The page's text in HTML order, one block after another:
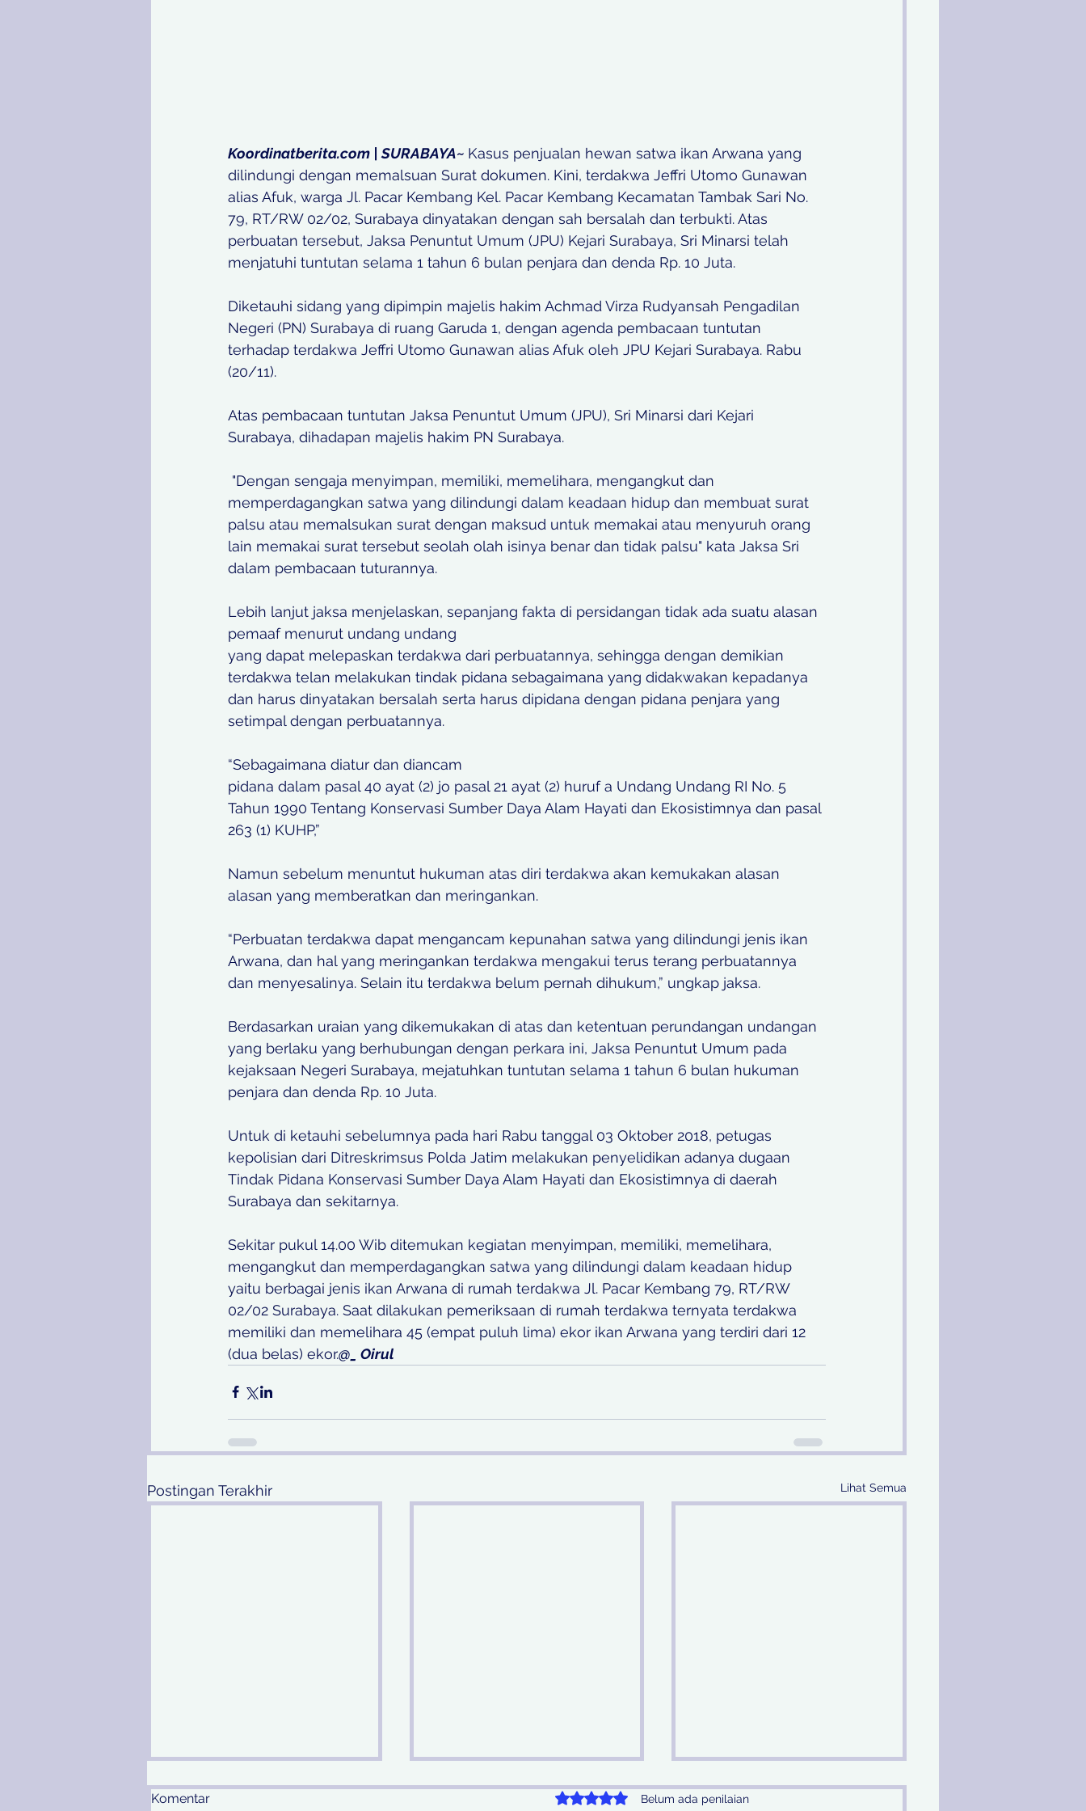
Koordinatberita.com | SURABAYA~ Kasus penjualan hewan satwa ikan Arwana yang
dilindungi dengan memalsuan Surat dokumen. Kini, terdakwa Jeffri Utomo Gunawan
alias Afuk, warga Jl. Pacar Kembang Kel. Pacar Kembang Kecamatan Tambak Sari No.
79, RT/RW 02/02, Surabaya dinyatakan dengan sah bersalah dan terbukti. Atas
perbuatan tersebut, Jaksa Penuntut Umum (JPU) Kejari Surabaya, Sri Minarsi telah
menjatuhi tuntutan selama 1 tahun 6 bulan penjara dan denda Rp. 10 Juta.
Diketauhi sidang yang dipimpin majelis hakim Achmad Virza Rudyansah Pengadilan
Negeri (PN) Surabaya di ruang Garuda 1, dengan agenda pembacaan tuntutan
terhadap terdakwa Jeffri Utomo Gunawan alias Afuk oleh JPU Kejari Surabaya. Rabu
(20/11).
Atas pembacaan tuntutan Jaksa Penuntut Umum (JPU), Sri Minarsi dari Kejari
Surabaya, dihadapan majelis hakim PN Surabaya.
"Dengan sengaja menyimpan, memiliki, memelihara, mengangkut dan
memperdagangkan satwa yang dilindungi dalam keadaan hidup dan membuat surat
palsu atau memalsukan surat dengan maksud untuk memakai atau menyuruh orang
lain memakai surat tersebut seolah olah isinya benar dan tidak palsu" kata Jaksa Sri
dalam pembacaan tuturannya.
Lebih lanjut jaksa menjelaskan, sepanjang fakta di persidangan tidak ada suatu alasan
pemaaf menurut undang undang
yang dapat melepaskan terdakwa dari perbuatannya, sehingga dengan demikian
terdakwa telan melakukan tindak pidana sebagaimana yang didakwakan kepadanya
dan harus dinyatakan bersalah serta harus dipidana dengan pidana penjara yang
setimpal dengan perbuatannya.
“Sebagaimana diatur dan diancam
pidana dalam pasal 40 ayat (2) jo pasal 21 ayat (2) huruf a Undang Undang RI No. 5
Tahun 1990 Tentang Konservasi Sumber Daya Alam Hayati dan Ekosistimnya dan pasal
263 (1) KUHP,”
Namun sebelum menuntut hukuman atas diri terdakwa akan kemukakan alasan
alasan yang memberatkan dan meringankan.
“Perbuatan terdakwa dapat mengancam kepunahan satwa yang dilindungi jenis ikan
Arwana, dan hal yang meringankan terdakwa mengakui terus terang perbuatannya
dan menyesalinya. Selain itu terdakwa belum pernah dihukum,” ungkap jaksa.
Berdasarkan uraian yang dikemukakan di atas dan ketentuan perundangan undangan
yang berlaku yang berhubungan dengan perkara ini, Jaksa Penuntut Umum pada
kejaksaan Negeri Surabaya, mejatuhkan tuntutan selama 1 tahun 6 bulan hukuman
penjara dan denda Rp. 10 Juta.
Untuk di ketauhi sebelumnya pada hari Rabu tanggal 03 Oktober 2018, petugas
kepolisian dari Ditreskrimsus Polda Jatim melakukan penyelidikan adanya dugaan
Tindak Pidana Konservasi Sumber Daya Alam Hayati dan Ekosistimnya di daerah
Surabaya dan sekitarnya.
Sekitar pukul 14.00 Wib ditemukan kegiatan menyimpan, memiliki, memelihara,
mengangkut dan memperdagangkan satwa yang dilindungi dalam keadaan hidup
yaitu berbagai jenis ikan Arwana di rumah terdakwa Jl. Pacar Kembang 79, RT/RW
02/02 Surabaya. Saat dilakukan pemeriksaan di rumah terdakwa ternyata terdakwa
memiliki dan memelihara 45 (empat puluh lima) ekor ikan Arwana yang terdiri dari 12
(dua belas) ekor.@_ Oirul
Postingan Terakhir Lihat Semua
Komentar Dinilai 0 dari 5 bintang.
Belum ada penilaian